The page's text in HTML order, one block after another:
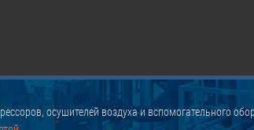
осушителей воздуха и вспомогательного